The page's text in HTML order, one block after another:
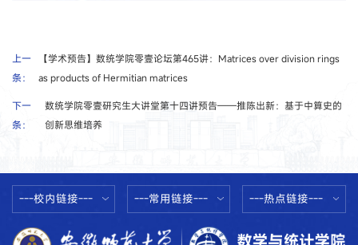
上一
条：
【学术预告】数统学院零壹论坛第465讲：Matrices over division rings
as products of Hermitian matrices
下一
条：
数统学院零壹研究生大讲堂第十四讲预告——推陈出新：基于中算史的
创新思维培养
---校内链接--- ---常用链接--- ---热点链接---